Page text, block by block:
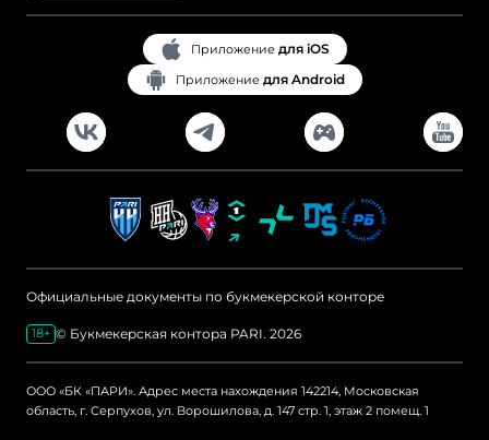
Приложение для iOS
Приложение для Android
Официальные документы по букмекерской конторе
18+ © Букмекерская контора PARI. 2026
ООО «БК «ПАРИ». Адрес места нахождения 142214, Московская
область, г. Серпухов, ул. Ворошилова, д. 147 стр. 1, этаж 2 помещ. 1